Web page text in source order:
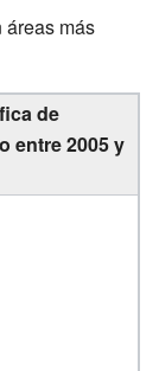
áreas más
de
entre 2005 y